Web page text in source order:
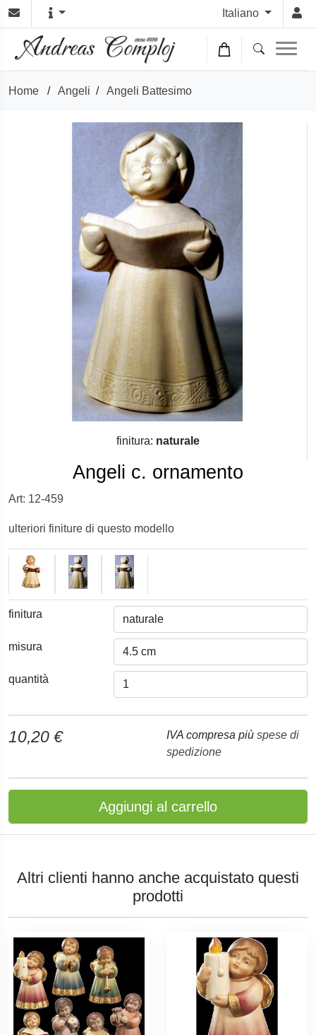
Italiano
Home / Angeli / Angeli Battesimo
finitura: naturale
Angeli c. ornamento
Art: 12-459
ulteriori finiture di questo modello
finitura
misura
quantità
10,20 € IVA compresa più spese di
spedizione
Aggiungi al carrello
Altri clienti hanno anche acquistato questi
prodotti